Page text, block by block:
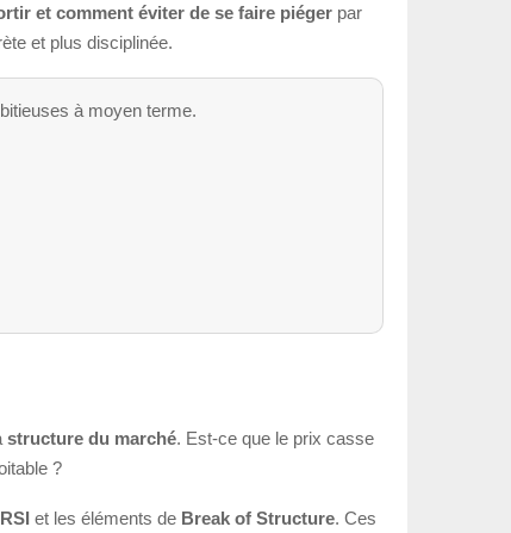
et comment éviter de se faire piéger par
et plus disciplinée.
à moyen terme.
structure du marché. Est-ce que le prix casse
?
et les éléments de Break of Structure. Ces